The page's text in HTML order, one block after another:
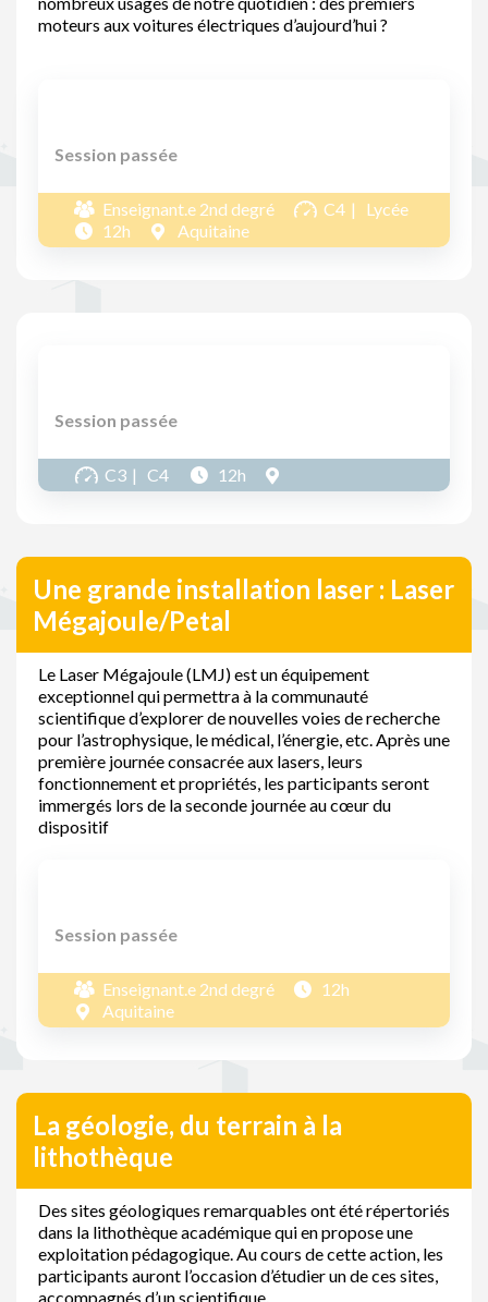
moteurs aux voitures électriques d’aujourd’hui ?
Session passée
Enseignant.e 2nd degré C4
Lycée
12h
Aquitaine
Session passée
C3 C4 12h
Une grande installation laser : Laser
Mégajoule/Petal
Le Laser Mégajoule (LMJ) est un équipement
exceptionnel qui permettra à la communauté
scientifique d’explorer de nouvelles voies de recherche
pour l’astrophysique, le médical, l’énergie, etc. Après une
première journée consacrée aux lasers, leurs
fonctionnement et propriétés, les participants seront
immergés lors de la seconde journée au cœur du
dispositif
Session passée
Enseignant.e 2nd degré
12h
Aquitaine
La géologie, du terrain à la
lithothèque
Des sites géologiques remarquables ont été répertoriés
dans la lithothèque académique qui en propose une
exploitation pédagogique. Au cours de cette action, les
participants auront l’occasion d’étudier un de ces sites,
accompagnés d’un scientifique.